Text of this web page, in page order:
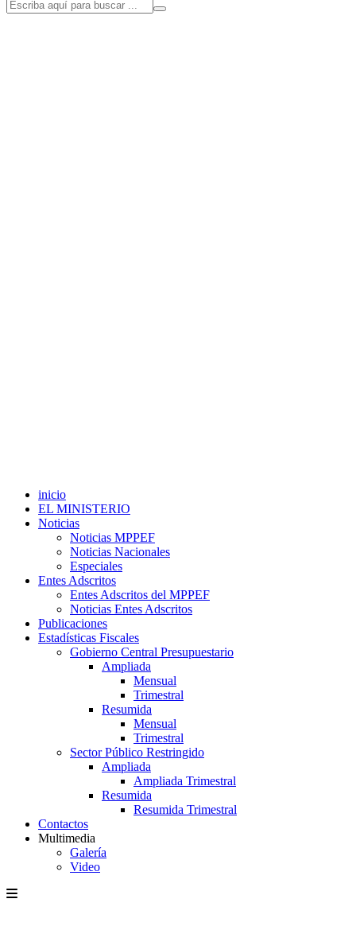
inicio
EL MINISTERIO
Noticias
Noticias MPPEF
Noticias Nacionales
Especiales
Entes Adscritos
Entes Adscritos del MPPEF
Noticias Entes Adscritos
Publicaciones
Estadísticas Fiscales
Gobierno Central Presupuestario
Ampliada
Mensual
Trimestral
Resumida
Mensual
Trimestral
Sector Público Restringido
Ampliada
Ampliada Trimestral
Resumida
Resumida Trimestral
Contactos
Multimedia
Galería
Video